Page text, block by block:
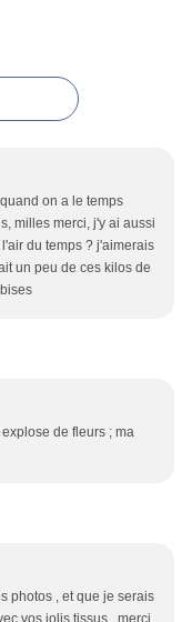
on a le temps
milles merci, j'y ai aussi
du temps ? j'aimerais
un peu de ces kilos de
de fleurs ; ma
photos , et que je serais
vos jolis tissus , merci